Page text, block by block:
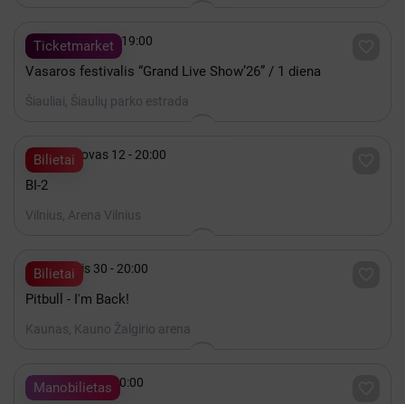
Ticketmarket
 Rugpjūtis 07 - 19:00
Vasaros festivalis “Grand Live Show’26” / 1 diena
Šiauliai, Šiaulių parko estrada
Bilietai
 2027 Kovas 12 - 20:00
BI-2
Vilnius, Arena Vilnius
Bilietai
 Lapkritis 30 - 20:00
Pitbull - I'm Back!
Kaunas, Kauno Žalgirio arena
Manobilietas
 Gruodis 19 - 20:00